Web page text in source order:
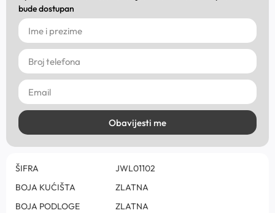
bude dostupan
Obavijesti me
ŠIFRA
JWL01102
BOJA KUĆIŠTA
ZLATNA
BOJA PODLOGE
ZLATNA